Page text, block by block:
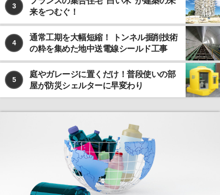
3
来をつむぐ！
4
通常工期を大幅短縮！ トンネル掘削技術
の粋を集めた地中送電線シールド工事
5
庭やガレージに置くだけ！普段使いの部
屋が防災シェルターに早変わり